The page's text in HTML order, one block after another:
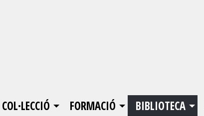
COL·LECCIÓ FORMACIÓ BIBLIOTECA